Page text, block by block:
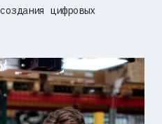
цифровых